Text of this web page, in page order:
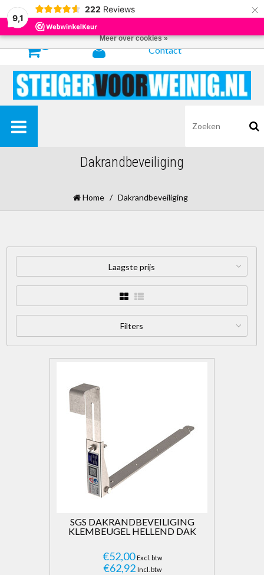
9,1
222 Reviews ×
Contact
Dakrandbeveiliging
Home / Dakrandbeveiliging
Laagste prijs
Filters
SGS DAKRANDBEVEILIGING
KLEMBEUGEL HELLEND DAK
€52,00 Excl. btw
€62,92 Incl. btw
Door het gebruiken van onze website, ga je akkoord met het gebruik van
cookies om onze website te verbeteren.
Meer over cookies »